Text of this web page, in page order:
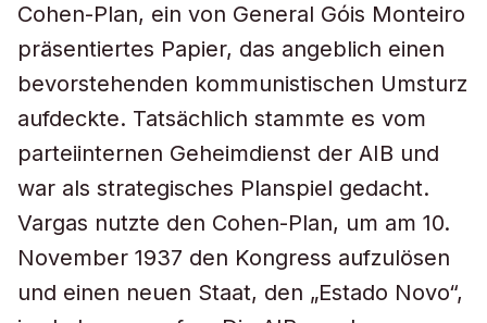
Cohen-Plan, ein von General Góis Monteiro
präsentiertes Papier, das angeblich einen
bevorstehenden kommunistischen Umsturz
aufdeckte. Tatsächlich stammte es vom
parteiinternen Geheimdienst der AIB und
war als strategisches Planspiel gedacht.
Vargas nutzte den Cohen-Plan, um am 10.
November 1937 den Kongress aufzulösen
und einen neuen Staat, den „Estado Novo“,